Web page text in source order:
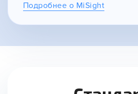
Подробнее о MiSight